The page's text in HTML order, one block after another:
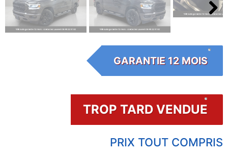
GARANTIE 12 MOIS
TROP TARD VENDUE
PRIX TOUT COMPRIS